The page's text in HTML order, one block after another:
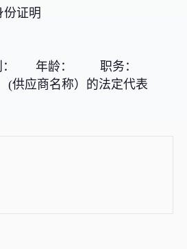
份证明
称：
年龄： 职务：
称）的法定代表